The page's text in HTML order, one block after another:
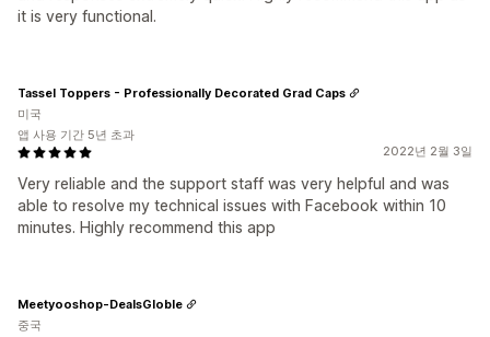
it is very functional.
2022년 2월 3일
Very reliable and the support staff was very helpful and was
able to resolve my technical issues with Facebook within 10
minutes. Highly recommend this app
Tassel Toppers - Professionally Decorated Grad Caps
미국
앱 사용 기간 5년 초과
Meetyooshop-DealsGloble
중국